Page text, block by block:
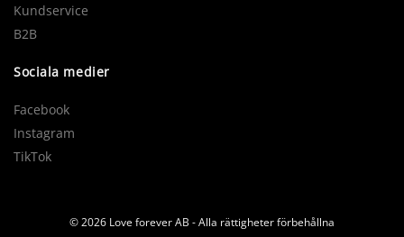
Kundservice
B2B
Sociala medier
Facebook
Instagram
TikTok
© 2026 Love forever AB - Alla rättigheter förbehållna